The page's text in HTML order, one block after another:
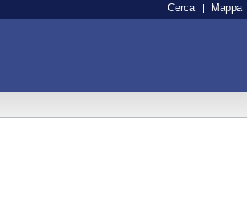
Cerca Mappa